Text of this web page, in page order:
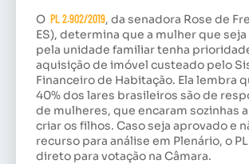
O PL 2.902/2019, da senadora Rose de
ES), determina que a mulher que
pela unidade familiar tenha
aquisição de imóvel custeado pelo
Financeiro de Habitação. Ela lembra
40% dos lares brasileiros são de
de mulheres, que encaram sozinhas
criar os filhos. Caso seja aprovado e
recurso para análise em Plenário, o
direto para votação na Câmara.